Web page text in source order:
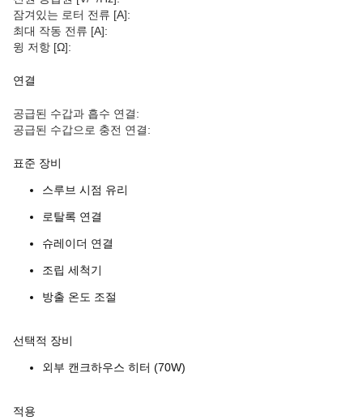
잠겨있는 로터 전류 [A]:
최대 작동 전류 [A]:
윙 저항 [Ω]:
연결
공급된 수갑과 흡수 연결:
공급된 수갑으로 충전 연결:
표준 장비
스루브 시점 유리
로탈록 연결
슈레이더 연결
조립 세척기
방출 온도 조절
선택적 장비
외부 캔크하우스 히터 (70W)
적용